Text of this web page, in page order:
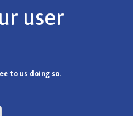
and Development ©
user
to us doing so.